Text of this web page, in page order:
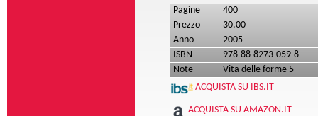
Pagine
400
Prezzo
30.00
Anno
2005
ISBN
978-88-8273-059-8
Note
Vita delle forme 5
ACQUISTA SU IBS.IT
ACQUISTA SU AMAZON.IT